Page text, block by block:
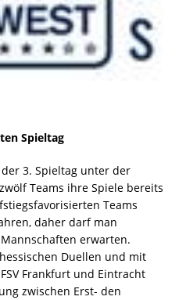
Spieltag
3. Spieltag unter der
Teams ihre Spiele bereits
Teams
daher darf man
erwarten.
Duellen und mit
Frankfurt und Eintracht
zwischen Erst- den